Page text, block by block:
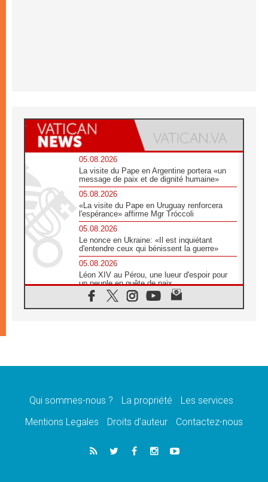
05.08.2026
La visite du Pape en Argentine portera «un
message de paix et de dignité humaine»
05.08.2026
«La visite du Pape en Uruguay renforcera
l'espérance» affirme Mgr Tróccoli
05.08.2026
Le nonce en Ukraine: «Il est inquiétant
d'entendre ceux qui bénissent la guerre»
05.08.2026
Léon XIV au Pérou, une lueur d'espoir pour
un peuple en quête de paix
05.08.2026
SCEAM: L'Église en Afrique vers
en Argentine et au Pérou
Audience générale: la prière est un acte
04.08.2026
Léon XIV invite les Chevaliers de Colomb à
Qui sommes-nous ? La propriété
Les services
Mentions Legales
Droits d’auteur Contactez-nous